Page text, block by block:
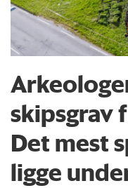
skipsgrav
Det mest
ligge